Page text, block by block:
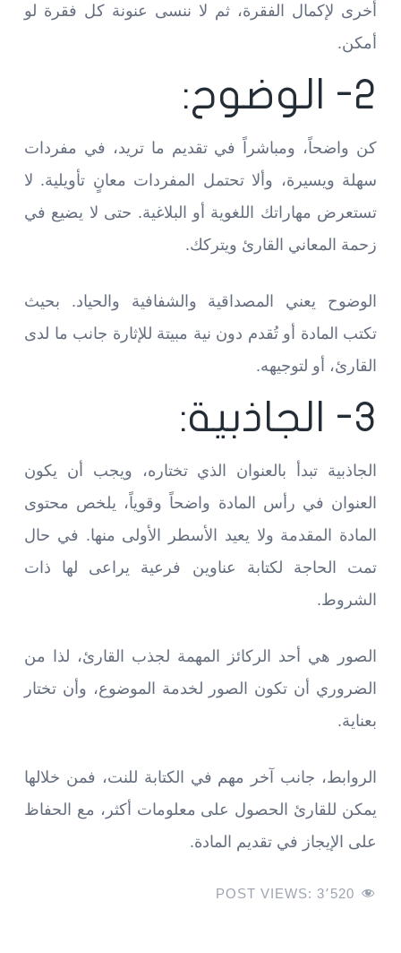
أخرى لإكمال الفقرة، ثم لا ننسى عنونة كل فقرة لو
أمكن.
2- الوضوح:
كن واضحاً، ومباشراً في تقديم ما تريد، في مفردات
سهلة ويسيرة، وألا تحتمل المفردات معانٍ تأويلية. لا
تستعرض مهاراتك اللغوية أو البلاغية. حتى لا يضيع في
زحمة المعاني القارئ ويتركك.
الوضوح يعني المصداقية والشفافية والحياد. بحيث
تكتب المادة أو تُقدم دون نية مبيتة للإثارة جانب ما لدى
القارئ، أو لتوجيهه.
3- الجاذبية:
الجاذبية تبدأ بالعنوان الذي تختاره، ويجب أن يكون
العنوان في رأس المادة واضحاً وقوياً، يلخص محتوى
المادة المقدمة ولا يعيد الأسطر الأولى منها. في حال
تمت الحاجة لكتابة عناوين فرعية يراعى لها ذات
الشروط.
الصور هي أحد الركائز المهمة لجذب القارئ، لذا من
الضروري أن تكون الصور لخدمة الموضوع، وأن تختار
بعناية.
الروابط، جانب آخر مهم في الكتابة للنت، فمن خلالها
يمكن للقارئ الحصول على معلومات أكثر، مع الحفاظ
على الإيجاز في تقديم المادة.
POST VIEWS: 3٬520